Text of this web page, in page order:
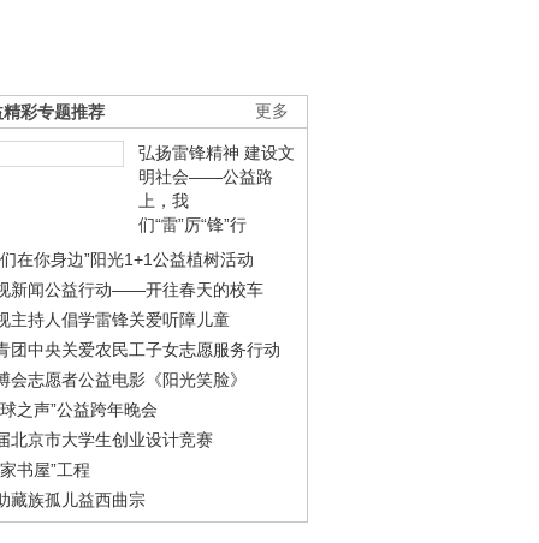
更多
精彩专题推荐
弘扬雷锋精神 建设文
明社会——公益路
上，我
们“雷”厉“锋”行
在你身边”阳光1+1公益植树活动
新闻公益行动——开往春天的校车
主持人倡学雷锋关爱听障儿童
团中央关爱农民工子女志愿服务行动
会志愿者公益电影《阳光笑脸》
之声”公益跨年晚会
北京市大学生创业设计竞赛
书屋”工程
藏族孤儿益西曲宗